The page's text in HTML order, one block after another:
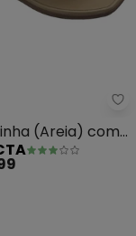
(Nude)
(Areia) com